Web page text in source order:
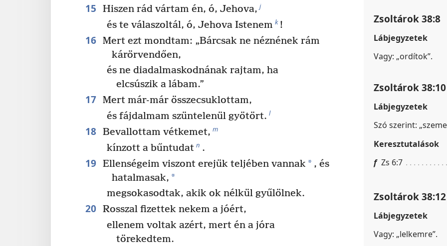
15 Hiszen rád vártam én, ó, Jehova, j
és te válaszoltál, ó, Jehova Istenem k !
16 Mert ezt mondtam: „Bárcsak ne néznének rám
kárörvendően,
és ne diadalmaskodnának rajtam, ha
elcsúszik a lábam.”
17 Mert már-már összecsuklottam,
és fájdalmam szüntelenül gyötört. l
18 Bevallottam vétkemet, m
kínzott a bűntudat n .
19 Ellenségeim viszont erejük teljében vannak * , és
hatalmasak, *
megsokasodtak, akik ok nélkül gyűlölnek.
20 Rosszal fizettek nekem a jóért,
ellenem voltak azért, mert én a jóra
törekedtem.
Zsoltárok 38:8
Lábjegyzetek
Vagy: „ordítok”.
Zsoltárok 38:10
Lábjegyzetek
Szó szerint:
Keresztutalások
f Zs 6:7
Zsoltárok 38:12
Lábjegyzetek
Vagy: „lelkemre”.